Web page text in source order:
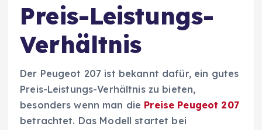
Preis-Leistungs-
Verhältnis
Der Peugeot 207 ist bekannt dafür, ein gutes
Preis-Leistungs-Verhältnis zu bieten,
besonders wenn man die Preise Peugeot 207
betrachtet. Das Modell startet bei